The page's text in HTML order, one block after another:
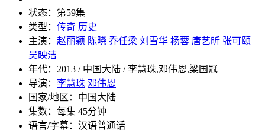
状态： 第59集
类型： 传奇 历史
主演： 赵丽颖 陈晓 乔任梁 刘雪华 杨蓉 唐艺昕 张可颐
吴映洁
年代： 2013 / 中国大陆 / 李慧珠,邓伟恩,梁国冠
导演： 李慧珠 邓伟恩
国家/地区： 中国大陆
集数： 每集 45分钟
语言/字幕： 汉语普通话